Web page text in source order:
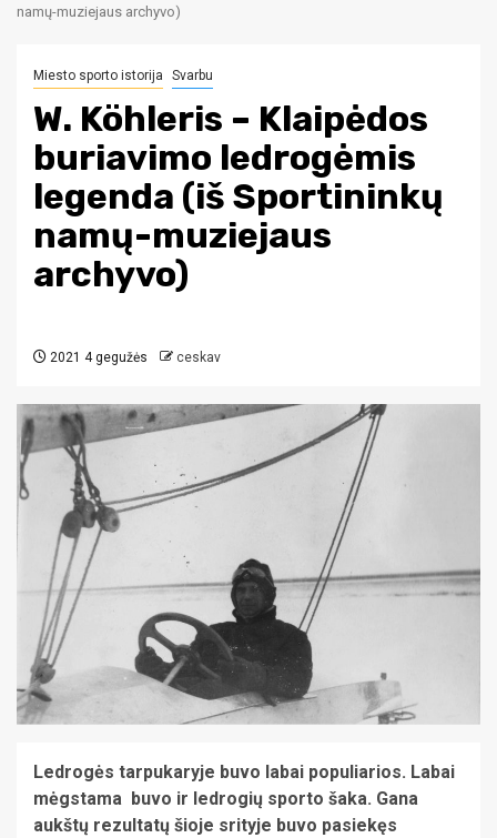
namų-muziejaus archyvo)
Miesto sporto istorija Svarbu
W. Köhleris – Klaipėdos
buriavimo ledrogėmis
legenda (iš Sportininkų
namų-muziejaus
archyvo)
2021 4 gegužės ceskav
Ledrogės tarpukaryje buvo labai populiarios. Labai
mėgstama buvo ir ledrogių sporto šaka. Gana
aukštų rezultatų šioje srityje buvo pasiekęs